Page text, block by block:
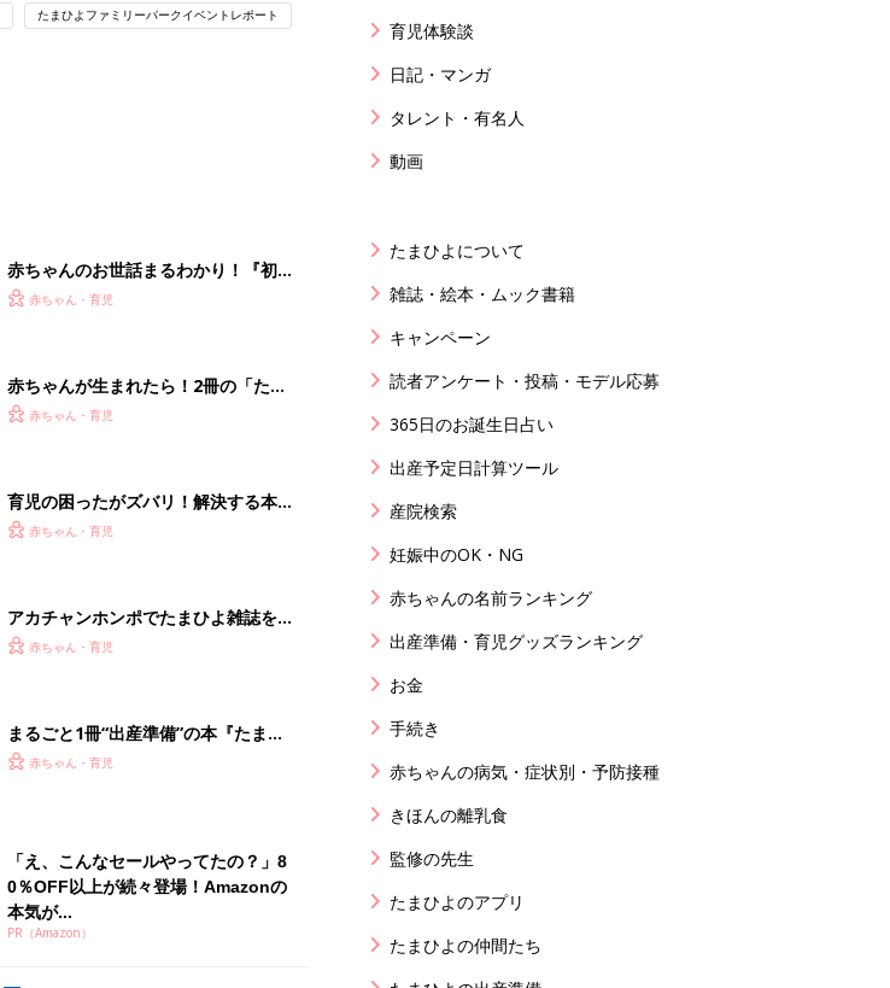
たまひよファミリーパークイベントレポート
赤ちゃんのお世話まるわかり！『初め
てのひよこクラブ 夏号』〈巻頭大特
赤ちゃん・育児
赤ちゃんが生まれたら！2冊の「たま
ひよ」
赤ちゃん・育児
育児の困ったがズバリ！解決する本
『ひよこクラブ 秋号』 4カ月～2才
赤ちゃん・育児
アカチャンホンポでたまひよ雑誌を買
うとポイント10倍【期間限定】
赤ちゃん・育児
まるごと1冊“出産準備”の本『たまご
クラブ 夏号』〈スペシャル大特集〉
赤ちゃん・育児
「え、こんなセールやってたの？」8
0％OFF以上が続々登場！Amazonの
本気が...
PR（Amazon）
育児体験談
日記・マンガ
タレント・有名人
動画
たまひよについて
雑誌・絵本・ムック書籍
キャンペーン
読者アンケート・投稿・モデル応募
365日のお誕生日占い
出産予定日計算ツール
産院検索
妊娠中のOK・NG
赤ちゃんの名前ランキング
出産準備・育児グッズランキング
お金
手続き
赤ちゃんの病気・症状別・予防接種
きほんの離乳食
監修の先生
たまひよのアプリ
たまひよの仲間たち